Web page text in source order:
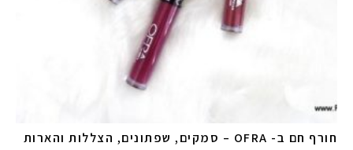
חורף חם ב- OFRA – סמקים, שפתונים, הצללות והארות